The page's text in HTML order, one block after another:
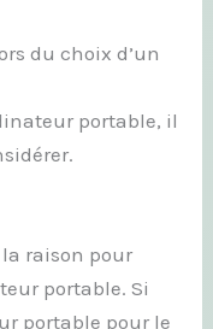
du choix d’un
portable, il
raison pour
portable. Si
portable pour le